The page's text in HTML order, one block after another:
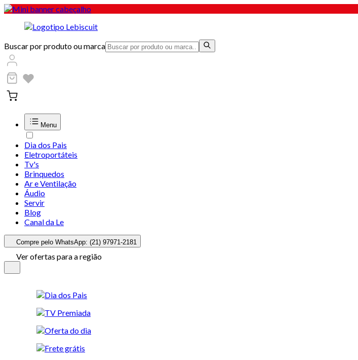
Buscar por produto ou marca
Menu
Dia dos Pais
Eletroportáteis
Tv's
Brinquedos
Ar e Ventilação
Áudio
Servir
Blog
Canal da Le
Compre pelo WhatsApp: (21) 97971-2181
Ver ofertas para a região